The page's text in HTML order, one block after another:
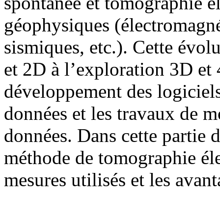
géophysiques
sismiques, etc.). Cette
et 2D à l’exploration 3D et
développement des
données et les travaux de
données. Dans cette partie
méthode de tomographie
mesures utilisés et les